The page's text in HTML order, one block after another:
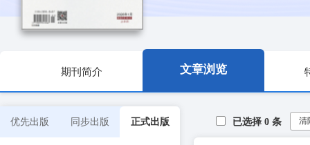
期刊简介 文章浏览
优先出版 同步出版 正式出版 已选择 0 条 清